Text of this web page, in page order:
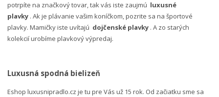
potrpíte na značkový tovar, tak vás iste zaujmú luxusné
plavky . Ak je plávanie vašim koníčkom, pozrite sa na športové
plavky. Mamičky iste uvítajú dojčenské plavky . A zo starých
kolekcií urobíme plavkový výpredaj.
Luxusná spodná bielizeň
Eshop luxusnipradlo.cz je tu pre Vás už 15 rok. Od začiatku sme sa